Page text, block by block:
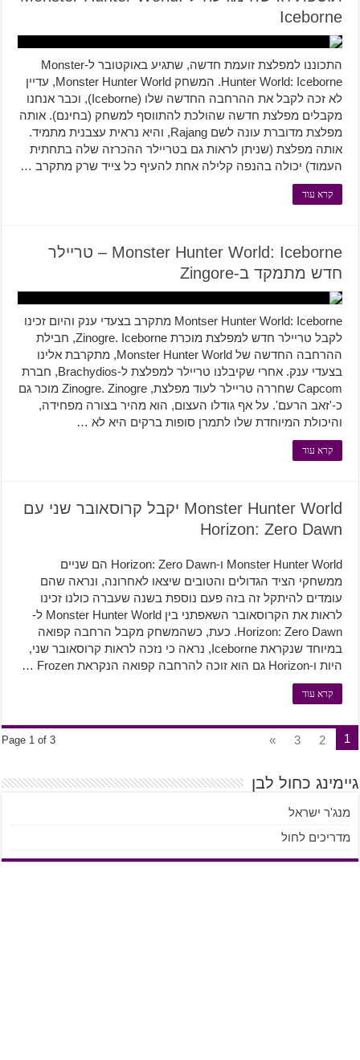
Iceborne
התכוננו למפלצת זועמת חדשה, שתגיע באוקטובר ל-Monster
Hunter World: Iceborne. המשחק Monster Hunter World, עדיין
לא זכה לקבל את ההרחבה החדשה שלו (Iceborne), וכבר אנחנו
מקבלים מפלצת חדשה שהולכת להתווסף למשחק (בחינם). אותה
מפלצת מדוברת עונה לשם Rajang, והיא נראית עצבנית מתמיד.
אותה מפלצת (שניתן לראות גם בטריילר ההכרזה שלה בתחתית
העמוד) יכולה בהנפה קלילה אחת להעיף כל צייד שרק מתקרב …
קרא עוד
Monster Hunter World: Iceborne – טריילר
חדש מתמקד ב-Zingore
Montser Hunter World: Iceborne מתקרב בצעדי ענק והיום זכינו
לקבל טריילר חדש למפלצת מוכרת Zinogre. Iceborne, חבילת
ההרחבה החדשה של Monster Hunter World, מתקרבת אלינו
בצעדי ענק. אחרי שקיבלנו טריילר למפלצת ל-Brachydios, חברת
Capcom שחררה טריילר לעוד מפלצת, Zinogre. Zinogre מוכר גם
כ-'זאב הרעם'. על אף גודלו העצום, הוא מהיר בצורה מפחידה,
והיכולת המיוחדת שלו לתמרן סופות ברקים היא לא …
קרא עוד
Monster Hunter World יקבל קרוסאובר שני עם
Horizon: Zero Dawn
Monster Hunter World ו-Horizon: Zero Dawn הם שניים
ממשחקי הציד הגדולים והטובים שיצאו לאחרונה, ונראה שהם
עומדים להיתקל זה בזה פעם נוספת בשנה שעברה כולנו זכינו
לראות את הקרוסאובר השאפתני בין Monster Hunter World ל-
Horizon: Zero Dawn. כעת, כשהמשחק מקבל הרחבה קפואה
במיוחד שנקראת Iceborne, נראה כי נזכה לראות קרוסאובר שני,
היות ו-Horizon גם הוא זוכה להרחבה קפואה הנקראת Frozen …
קרא עוד
Page 1 of 3 1
2
3
»
גיימינג כחול לבן
מנג'ר ישראל
מדריכים לחול